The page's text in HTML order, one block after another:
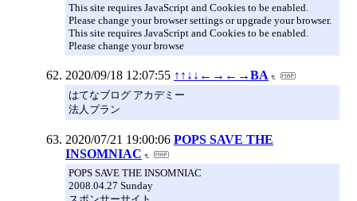
This site requires JavaScript and Cookies to be enabled.
Please change your browser settings or upgrade your browser.
This site requires JavaScript and Cookies to be enabled.
Please change your browse
2020/09/18 12:07:55 ↑↑↓↓←→←→BA
はてなブログ アカデミー
法人プラン
2020/07/21 19:00:06 POPS SAVE THE
INSOMNIAC
POPS SAVE THE INSOMNIAC
2008.04.27 Sunday